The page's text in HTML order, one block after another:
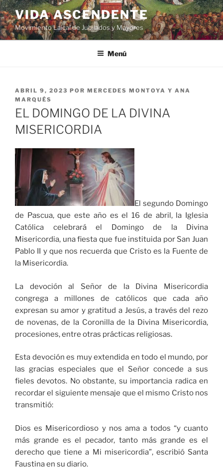
VIDA ASCENDENTE
Movimiento Laical de Jubilados y Mayores
Menú
ABRIL 9, 2023 POR MERCEDES MONTOYA Y ANA
MARQUÉS
EL DOMINGO DE LA DIVINA
MISERICORDIA
El segundo Domingo
de Pascua, que este año es el 16 de abril, la Iglesia
Católica celebrará el Domingo de la Divina
Misericordia, una fiesta que fue instituida por San Juan
Pablo II y que nos recuerda que Cristo es la Fuente de
la Misericordia.
La devoción al Señor de la Divina Misericordia
congrega a millones de católicos que cada año
expresan su amor y gratitud a Jesús, a través del rezo
de novenas, de la Coronilla de la Divina Misericordia,
procesiones, entre otras prácticas religiosas.
Esta devoción es muy extendida en todo el mundo, por
las gracias especiales que el Señor concede a sus
fieles devotos. No obstante, su importancia radica en
recordar el siguiente mensaje que el mismo Cristo nos
transmitió:
Dios es Misericordioso y nos ama a todos “y cuanto
más grande es el pecador, tanto más grande es el
derecho que tiene a Mi misericordia”, escribió Santa
Faustina en su diario.